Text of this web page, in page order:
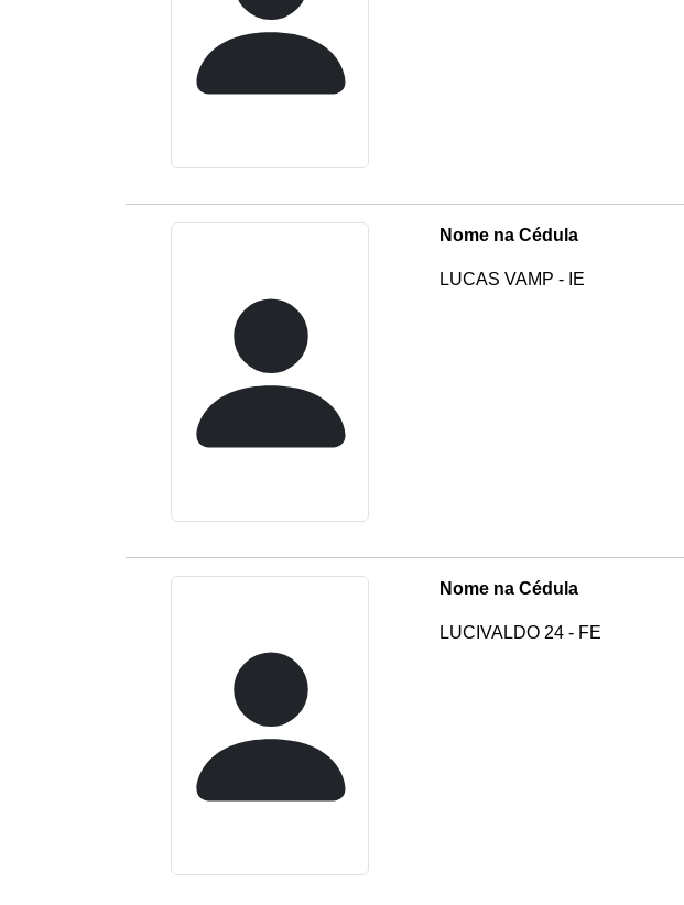
Nome na Cédula
LUCAS VAMP - IE
Nome na Cédula
LUCIVALDO 24 - FE